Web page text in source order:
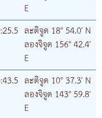
E
ละติจูด 18° 54.0′ N
ลองจิจูด 156° 42.4′
E
ละติจูด 10° 37.3′ N
ลองจิจูด 143° 59.8′
E